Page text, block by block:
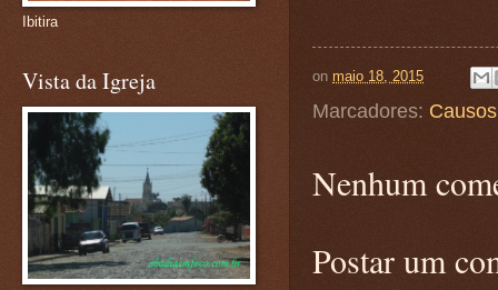
on maio 18, 2015
Marcadores: Causos
Nenhum
Postar um
Ibitira
Vista da Igreja